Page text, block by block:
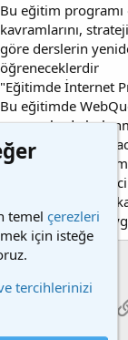
Bu eğitim
kavramlarını,
göre derslerin
öğreneceklerdir
"Eğitimde İnternet
Bu eğitimde
senaryolarda
yöntemleri
"Multimedya
Bu eğitimde
uygulamalı olarak
kullanılabileceği
E-
temel çerezleri
için isteğe
tercihlerinizi